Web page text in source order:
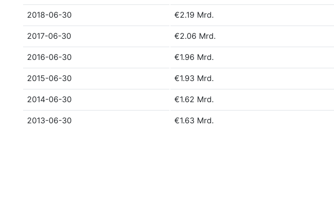
2018-06-30 €2.19 Mrd.
2017-06-30 €2.06 Mrd.
2016-06-30 €1.96 Mrd.
2015-06-30 €1.93 Mrd.
2014-06-30 €1.62 Mrd.
2013-06-30 €1.63 Mrd.